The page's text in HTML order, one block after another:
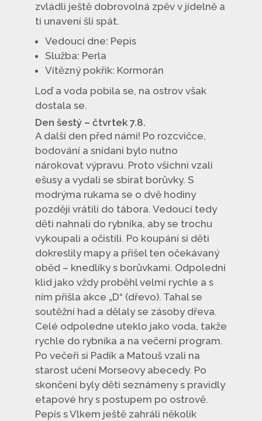
zvládli ještě dobrovolná zpěv v jídelně a
ti unavení šli spát.
Vedoucí dne: Pepís
Služba: Perla
Vítězný pokřik: Kormorán
Loď a voda pobila se, na ostrov však
dostala se.
Den šestý – čtvrtek 7.8.
A další den před námi! Po rozcvičce,
bodování a snídani bylo nutno
nárokovat výpravu. Proto všichni vzali
ešusy a vydali se sbírat borůvky. S
modrýma rukama se o dvě hodiny
později vrátili do tábora. Vedoucí tedy
děti nahnali do rybníka, aby se trochu
vykoupali a očistili. Po koupání si děti
dokreslily mapy a přišel ten očekávaný
oběd – knedlíky s borůvkami. Odpolední
klid jako vždy proběhl velmi rychle a s
ním přišla akce „D“ (dřevo). Tahal se
soutěžní had a dělaly se zásoby dřeva.
Celé odpoledne uteklo jako voda, takže
rychle do rybníka a na večerní program.
Po večeři si Padík a Matouš vzali na
starost učení Morseovy abecedy. Po
skončení byly děti seznámeny s pravidly
etapové hry s postupem po ostrově.
Pepís s Vlkem ještě zahráli několik